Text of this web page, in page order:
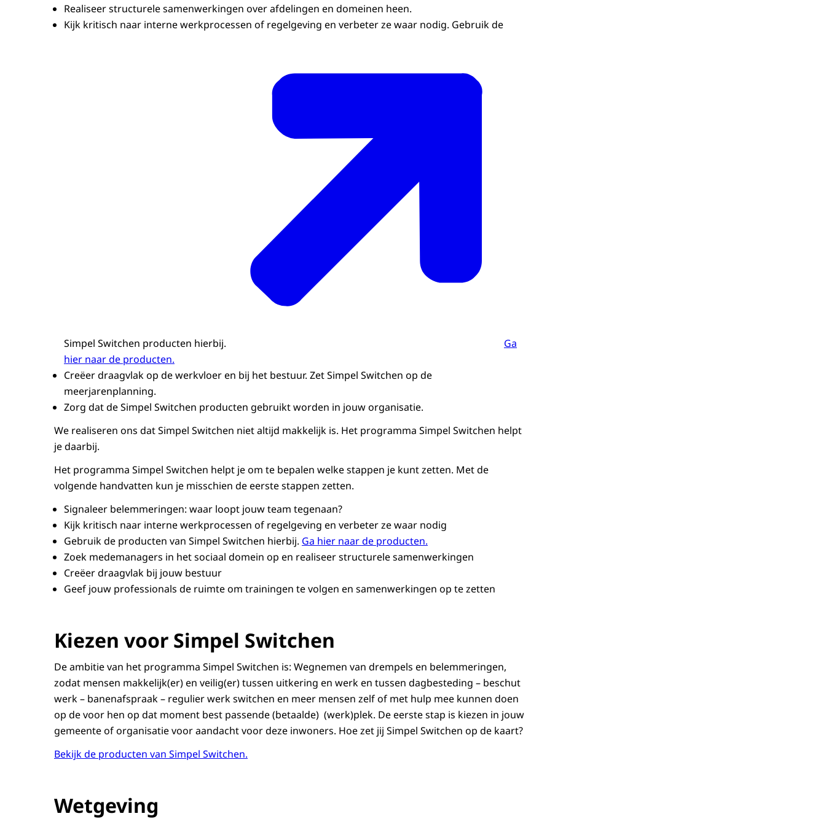
Realiseer structurele samenwerkingen over afdelingen en domeinen heen.
Kijk kritisch naar interne werkprocessen of regelgeving en verbeter ze waar nodig. Gebruik de
Simpel Switchen producten hierbij.
Ga
hier naar de producten.
Creëer draagvlak op de werkvloer en bij het bestuur. Zet Simpel Switchen op de
meerjarenplanning.
Zorg dat de Simpel Switchen producten gebruikt worden in jouw organisatie.
We realiseren ons dat Simpel Switchen niet altijd makkelijk is. Het programma Simpel Switchen helpt
je daarbij.
Het programma Simpel Switchen helpt je om te bepalen welke stappen je kunt zetten. Met de
volgende handvatten kun je misschien de eerste stappen zetten.
Signaleer belemmeringen: waar loopt jouw team tegenaan?
Kijk kritisch naar interne werkprocessen of regelgeving en verbeter ze waar nodig
Gebruik de producten van Simpel Switchen hierbij. Ga hier naar de producten.
Zoek medemanagers in het sociaal domein op en realiseer structurele samenwerkingen
Creëer draagvlak bij jouw bestuur
Geef jouw professionals de ruimte om trainingen te volgen en samenwerkingen op te zetten
Kiezen voor Simpel Switchen
De ambitie van het programma Simpel Switchen is: Wegnemen van drempels en belemmeringen,
zodat mensen makkelijk(er) en veilig(er) tussen uitkering en werk en tussen dagbesteding – beschut
werk – banenafspraak – regulier werk switchen en meer mensen zelf of met hulp mee kunnen doen
op de voor hen op dat moment best passende (betaalde) (werk)plek. De eerste stap is kiezen in jouw
gemeente of organisatie voor aandacht voor deze inwoners. Hoe zet jij Simpel Switchen op de kaart?
Bekijk de producten van Simpel Switchen.
Wetgeving